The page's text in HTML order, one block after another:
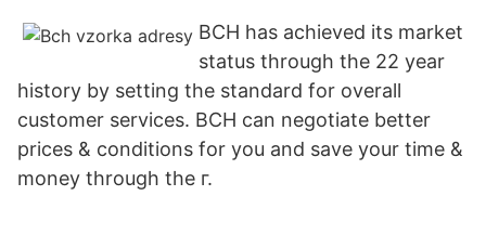
BCH has achieved its market
status through the 22 year
history by setting the standard for overall
customer services. BCH can negotiate better
prices & conditions for you and save your time &
money through the г.